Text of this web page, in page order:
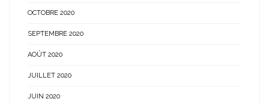
OCTOBRE 2020
SEPTEMBRE 2020
AOÛT 2020
JUILLET 2020
JUIN 2020